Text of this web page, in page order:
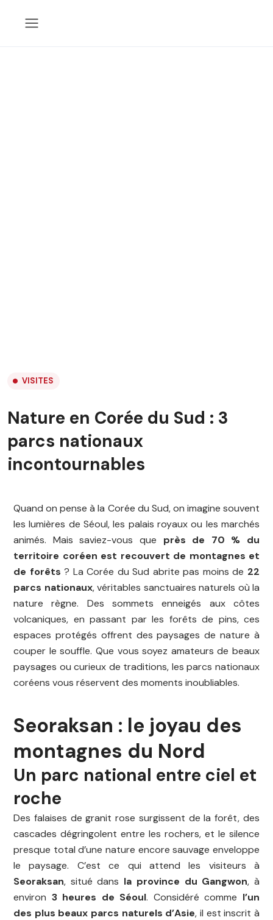
VISITES
Nature en Corée du Sud : 3
parcs nationaux
incontournables
Quand on pense à la Corée du Sud, on imagine souvent
les lumières de Séoul, les palais royaux ou les marchés
animés. Mais saviez-vous que près de 70 % du
territoire coréen est recouvert de montagnes et
de forêts ? La Corée du Sud abrite pas moins de 22
parcs nationaux, véritables sanctuaires naturels où la
nature règne. Des sommets enneigés aux côtes
volcaniques, en passant par les forêts de pins, ces
espaces protégés offrent des paysages de nature à
couper le souffle. Que vous soyez amateurs de beaux
paysages ou curieux de traditions, les parcs nationaux
coréens vous réservent des moments inoubliables.
Seoraksan : le joyau des
montagnes du Nord
Un parc national entre ciel et
roche
Des falaises de granit rose surgissent de la forêt, des
cascades dégringolent entre les rochers, et le silence
presque total d’une nature encore sauvage enveloppe
le paysage. C’est ce qui attend les visiteurs à
Seoraksan, situé dans la province du Gangwon, à
environ 3 heures de Séoul. Considéré comme l’un
des plus beaux parcs naturels d’Asie, il est inscrit à